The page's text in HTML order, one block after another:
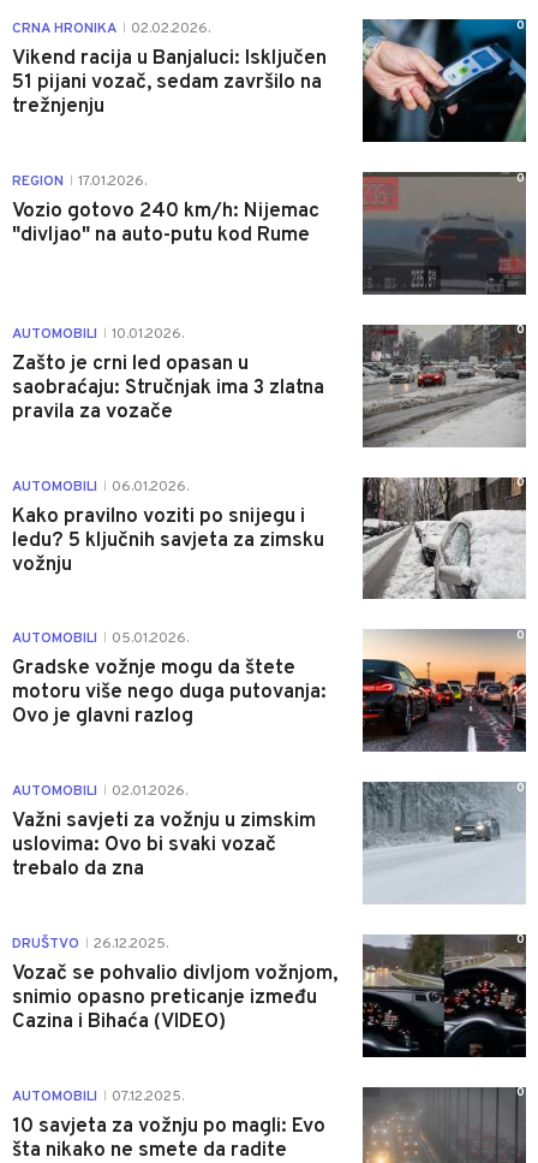
CRNA HRONIKA 02.02.2026.
Vikend racija u Banjaluci: Isključen
51 pijani vozač, sedam završilo na
trežnjenju
0
REGION 17.01.2026.
Vozio gotovo 240 km/h: Nijemac
"divljao" na auto-putu kod Rume
0
AUTOMOBILI 10.01.2026.
Zašto je crni led opasan u
saobraćaju: Stručnjak ima 3 zlatna
pravila za vozače
0
AUTOMOBILI 06.01.2026.
Kako pravilno voziti po snijegu i
ledu? 5 ključnih savjeta za zimsku
vožnju
0
AUTOMOBILI 05.01.2026.
Gradske vožnje mogu da štete
motoru više nego duga putovanja:
Ovo je glavni razlog
0
AUTOMOBILI 02.01.2026.
Važni savjeti za vožnju u zimskim
uslovima: Ovo bi svaki vozač
trebalo da zna
0
DRUŠTVO 26.12.2025.
Vozač se pohvalio divljom vožnjom,
snimio opasno preticanje između
Cazina i Bihaća (VIDEO)
0
AUTOMOBILI 07.12.2025.
10 savjeta za vožnju po magli: Evo
šta nikako ne smete da radite
0